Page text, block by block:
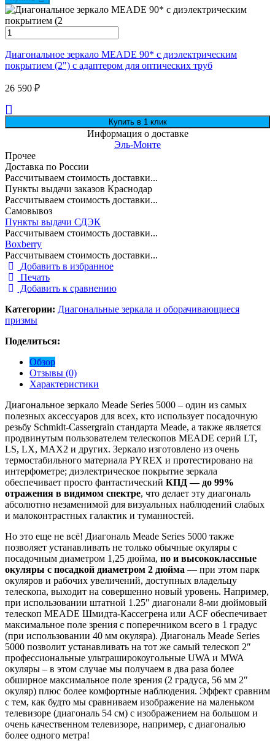
Диагональное зеркало MEADE 90* с диэлектрическим
покрытием (2") с адаптером для оптических труб
26 590 ₽
Информация о доставке
Эль-Монте
Прочее
Доставка по России
Рассчитываем стоимость доставки...
Пункты выдачи заказов Краснодар
Рассчитываем стоимость доставки...
Самовывоз
Пункты выдачи СДЭК
Рассчитываем стоимость доставки...
Boxberry
Рассчитываем стоимость доставки...
Добавить в избранное
Печать
Добавить к сравнению
Категории: Диагональные зеркала и оборачивающиеся
призмы
Поделиться:
Обзор
Отзывы (0)
Характеристики
Диагональное зеркало Meade Series 5000 – один из самых
полезных аксессуаров для всех, кто использует посадочную
резьбу Schmidt-Cassergrain стандарта Meade, а также является
продвинутым пользователем телескопов MEADE серий LT,
LS, LX, MAX2 и других. Зеркало изготовлено из очень
термостабильного материала PYREX и протестировано на
интерфометре; диэлектрическое покрытие зеркала
обеспечивает просто фантастический КПД — до 99%
отражения в видимом спектре, что делает эту диагональ
абсолютно незаменимой для визуальных наблюдений слабых
и малоконтрастных галактик и туманностей.
Но это еще не всё! Диагональ Meade Series 5000 также
позволяет устанавливать не только обычные окуляры с
посадочным диаметром 1,25 дюйма, но и высококлассные
окуляры с посадкой диаметром 2 дюйма — при этом парк
окуляров и рабочих увеличений, доступных владельцу
телескопа, выходит на совершенно новый уровень. Например,
при использовании штатной 1.25″ диагонали 8-ми дюймовый
телескоп MEADE Шмидта-Кассегрена или ACF обеспечивает
максимальное поле зрения с поперечником всего в 1 градус
(при использовании 40 мм окуляра). Диагональ Meade Series
5000 позволит устанавливать на тот же самый телескоп 2″
профессиональные ультраширокоугольные UWA и MWA
окуляры – в этом случае мы получаем в два раза более
обширное максимальное поле зрения (2 градуса, 56 мм 2″
окуляр) плюс более комфортные наблюдения. Эффект сравним
с тем, как будто мы сравниваем изображение на маленьком
телевизоре (диагональ 54 см) с изображением на большом и
очень качественном телевизоре, например, с диагональю
более одного метра!